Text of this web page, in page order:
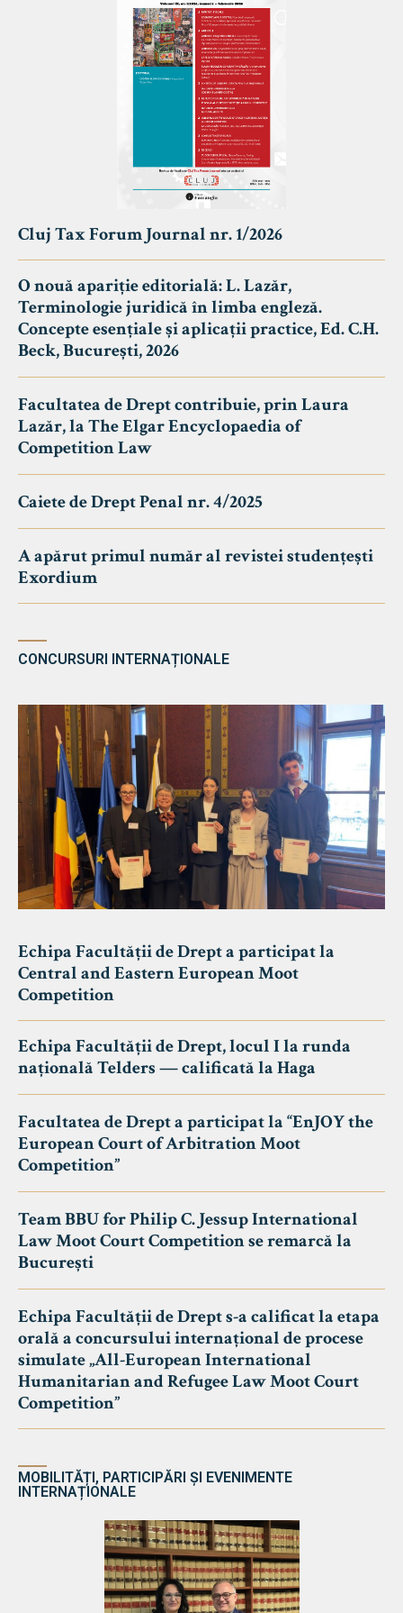
Cluj Tax Forum Journal nr. 1/2026
O nouă apariție editorială: L. Lazăr,
Terminologie juridică în limba engleză.
Concepte esențiale și aplicații practice, Ed. C.H.
Beck, București, 2026
Facultatea de Drept contribuie, prin Laura
Lazăr, la The Elgar Encyclopaedia of
Competition Law
Caiete de Drept Penal nr. 4/2025
A apărut primul număr al revistei studențești
Exordium
CONCURSURI INTERNAȚIONALE
Echipa Facultății de Drept a participat la
Central and Eastern European Moot
Competition
Echipa Facultății de Drept, locul I la runda
națională Telders — calificată la Haga
Facultatea de Drept a participat la “EnJOY the
European Court of Arbitration Moot
Competition”
Team BBU for Philip C. Jessup International
Law Moot Court Competition se remarcă la
București
Echipa Facultății de Drept s-a calificat la etapa
orală a concursului internațional de procese
simulate „All-European International
Humanitarian and Refugee Law Moot Court
Competition”
MOBILITĂȚI, PARTICIPĂRI ȘI EVENIMENTE
INTERNAȚIONALE